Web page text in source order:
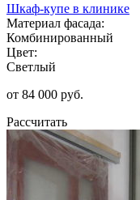
Шкаф-купе в клинике
Материал фасада:
Комбинированный
Цвет:
Светлый
от 84 000 руб.
Рассчитать